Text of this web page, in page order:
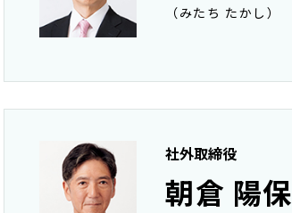
（みたち たかし）
社外取締役
朝倉 陽保